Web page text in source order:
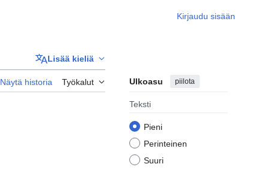
Kirjaudu sisään
Lisää kieliä
Näytä historia Työkalut Ulkoasu piilota
Teksti
Pieni
Perinteinen
Suuri